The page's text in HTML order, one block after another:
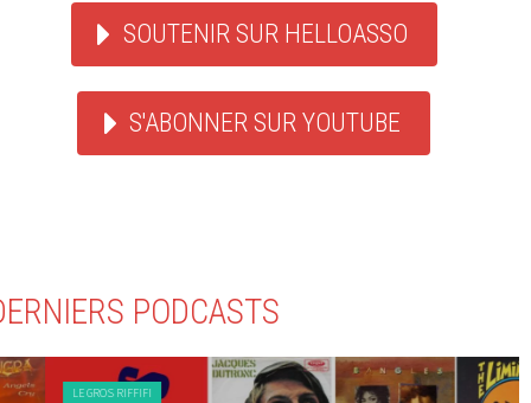
SOUTENIR SUR HELLOASSO
S'ABONNER SUR YOUTUBE
PODCASTS
LE GROS RIFFIFI